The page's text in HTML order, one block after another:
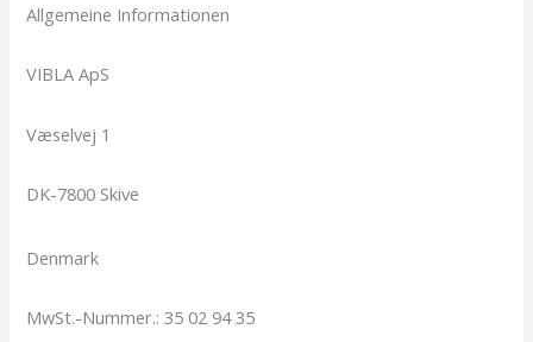
Allgemeine Informationen
VIBLA ApS
Væselvej 1
DK-7800 Skive
Denmark
MwSt.-Nummer.: 35 02 94 35